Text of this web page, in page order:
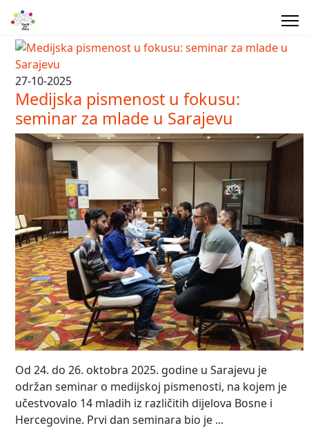
27-10-2025
Medijska pismenost u fokusu:
seminar za mlade u Sarajevu
Od 24. do 26. oktobra 2025. godine u Sarajevu je
održan seminar o medijskoj pismenosti, na kojem je
učestvovalo 14 mladih iz različitih dijelova Bosne i
Hercegovine. Prvi dan seminara bio je ...